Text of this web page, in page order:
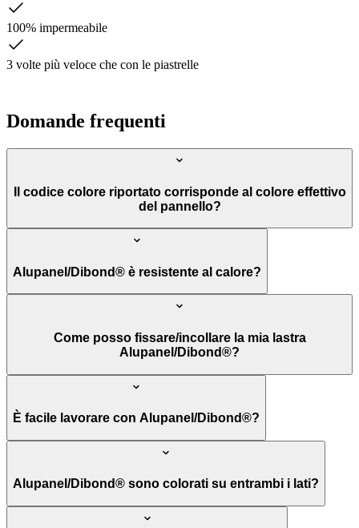
100% impermeabile
3 volte più veloce che con le piastrelle
Domande frequenti
Il codice colore riportato corrisponde al colore effettivo
del pannello?
Alupanel/Dibond® è resistente al calore?
Come posso fissare/incollare la mia lastra
Alupanel/Dibond®?
È facile lavorare con Alupanel/Dibond®?
Alupanel/Dibond® sono colorati su entrambi i lati?